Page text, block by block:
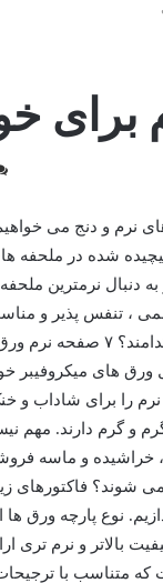
برای
و دنج می خواهیم
شده در
دنبال نرمترین
، تنفس پذیر و
خواب شما را به سطح بالاتری
ورق های
را برای شاداب و
و گرم دارند. مهم
و ماسه
فاکتورهای
نوع پارچه
بالاتر و نرم تری
که متناسب با